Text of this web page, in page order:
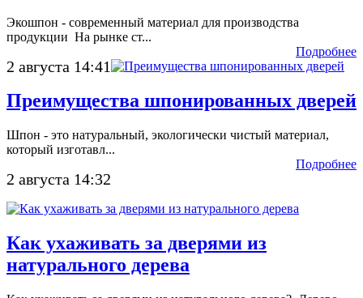
Экошпон - современный материал для производства
продукции На рынке ст...
2 августа 14:41
Подробнее
Преимущества шпонированных дверей
Шпон - это натуральный, экологически чистый материал,
который изготавл...
2 августа 14:32
Подробнее
Как ухаживать за дверями из
натурального дерева